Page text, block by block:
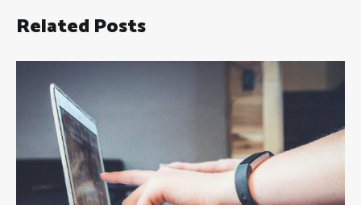
Related Posts